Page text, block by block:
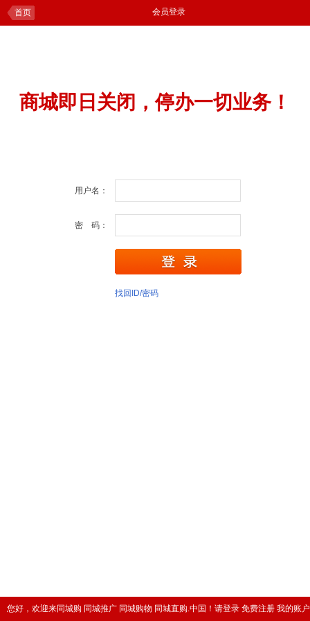
您好，欢迎来同城购 同城推广 同城购物 同城直购.中国！ 请登录 免费注册 我的账户
首页 会员登录
商城即日关闭，停办一切业务！
用户名：
密 码：
找回ID/密码